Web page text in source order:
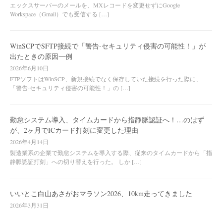
エックスサーバーのメールを、MXレコードを変更せずにGoogle
Workspace（Gmail）でも受信する […]
WinSCPでSFTP接続で「警告-セキュリティ侵害の可能性！」が
出たときの原因一例
2026年6月10日
FTPソフトはWinSCP、新規接続でなく保存していた接続を行った際に、
「警告-セキュリティ侵害の可能性！」の […]
勤怠システム導入、タイムカードから指静脈認証へ！…のはず
が、2ヶ月でICカード打刻に変更した理由
2026年4月14日
製造業系の企業で勤怠システムを導入する際、従来のタイムカードから「指
静脈認証打刻」への切り替えを行った。 しか […]
いいとこ白山あさがおマラソン2026、10km走ってきました
2026年3月31日